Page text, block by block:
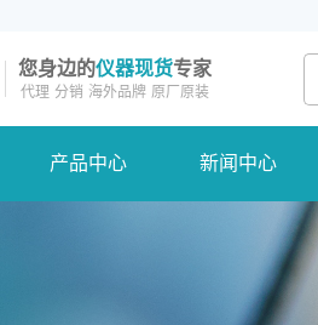
您身边的仪器现货专家
代理 分销 海外品牌 原厂原装
产品中心 新闻中心